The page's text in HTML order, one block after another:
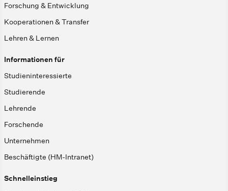
Forschung & Entwicklung
Kooperationen & Transfer
Lehren & Lernen
Informationen für
Studieninteressierte
Studierende
Lehrende
Forschende
Unternehmen
Beschäftigte (HM-Intranet)
Schnelleinstieg